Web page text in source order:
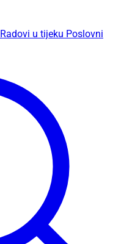
Radovi u tijeku Poslovni